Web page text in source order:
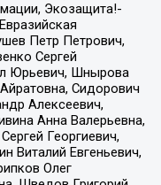
Экозащита!-
Петр Петрович,
Сергей
Юрьевич, Шнырова
Сидорович
Алексеевич,
Анна Валерьевна,
Георгиевич,
Виталий Евгеньевич,
Олег